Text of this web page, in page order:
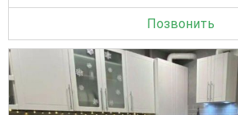
Позвонить